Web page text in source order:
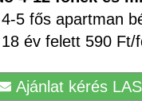
4-5 fős apartman
18 év felett 590 Ft/
Ajánlat kérés